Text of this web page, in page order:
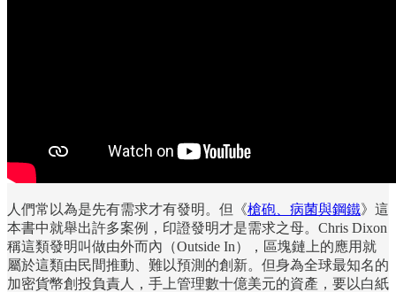
人們常以為是先有需求才有發明。但《槍砲、病菌與鋼鐵》這
本書中就舉出許多案例，印證發明才是需求之母。Chris Dixon
稱這類發明叫做由外而內（Outside In），區塊鏈上的應用就
屬於這類由民間推動、難以預測的創新。但身為全球最知名的
加密貨幣創投負責人，手上管理數十億美元的資產，要以白紙